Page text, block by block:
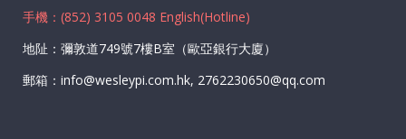
手機：(852) 3105 0048 English(Hotline)
地阯：彌敦道749號7樓B室（歐亞銀行大廈）
郵箱：info@wesleypi.com.hk, 2762230650@qq.com